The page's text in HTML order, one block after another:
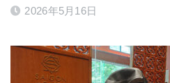
2026年5月16日